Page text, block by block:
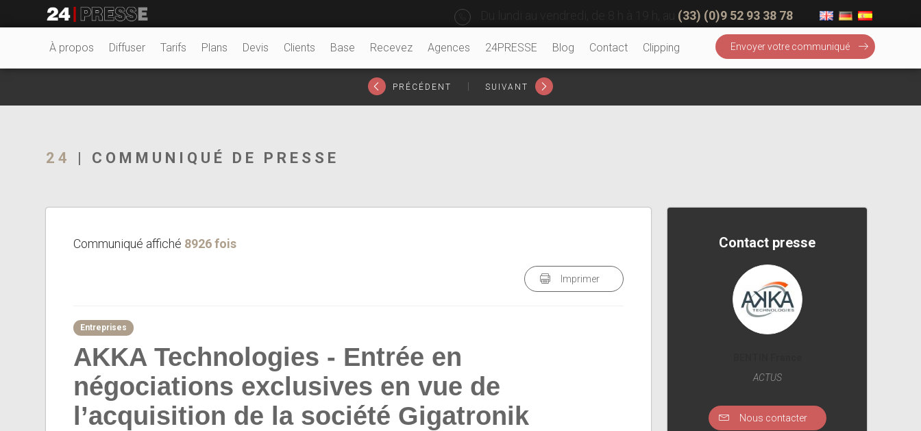
24Presse -
(33) (0)9 52 93 38 78
À propos Diffuser Tarifs Plans Devis Clients Base Recevez Agences 24PRESSE Blog Contact Clipping Envoyer votre communiqué
PRÉCÉDENT SUIVANT
24 | COMMUNIQUÉ DE PRESSE
Communiqué affiché 8926 fois
Imprimer
Entreprises
AKKA Technologies - Entrée en
négociations exclusives en vue de
l’acquisition de la société Gigatronik
Contact presse
ACTUS
Nous contacter